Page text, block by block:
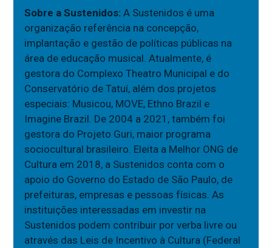
Sobre a Sustenidos: A Sustenidos é uma
organização referência na concepção,
implantação e gestão de políticas públicas na
área de educação musical. Atualmente, é
gestora do Complexo Theatro Municipal e do
Conservatório de Tatuí, além dos projetos
especiais: Musicou, MOVE, Ethno Brazil e
Imagine Brazil. De 2004 a 2021, também foi
gestora do Projeto Guri, maior programa
sociocultural brasileiro. Eleita a Melhor ONG de
Cultura em 2018, a Sustenidos conta com o
apoio do Governo do Estado de São Paulo, de
prefeituras, empresas e pessoas físicas. As
instituições interessadas em investir na
Sustenidos podem contribuir por verba livre ou
através das Leis de Incentivo à Cultura (Federal